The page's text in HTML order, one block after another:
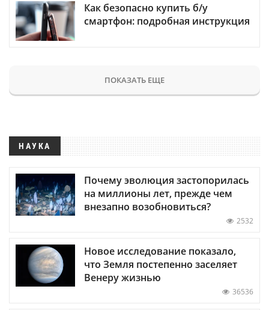
Как безопасно купить б/у
смартфон: подробная инструкция
ПОКАЗАТЬ ЕЩЕ
НАУКА
Почему эволюция застопорилась
на миллионы лет, прежде чем
внезапно возобновиться?
2532
Новое исследование показало,
что Земля постепенно заселяет
Венеру жизнью
36536